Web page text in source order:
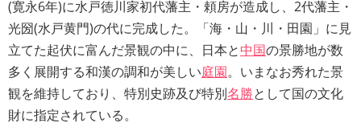
(寛永6年)に水戸徳川家初代藩主・頼房が造成し、2代藩主・
光圀(水戸黄門)の代に完成した。「海・山・川・田園」に見
立てた起伏に富んだ景観の中に、日本と中国の景勝地が数
多く展開する和漢の調和が美しい庭園。いまなお秀れた景
観を維持しており、特別史跡及び特別名勝として国の文化
財に指定されている。